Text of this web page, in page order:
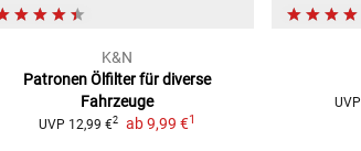
K&N
Patronen Ölfilterfür diverse
Fahrzeuge
UVP 12,99 €2 ab 9,99 €1
UVP